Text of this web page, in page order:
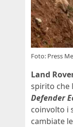
Foto: Press
Land
spirito che
Defender
coinvolto i
cambiate